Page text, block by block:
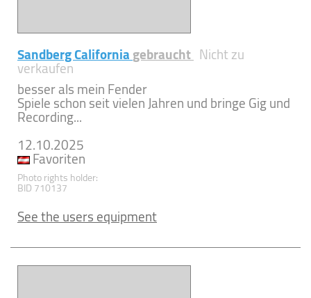
Sandberg Californiagebraucht Nicht zu
verkaufen
besser als mein Fender
Spiele schon seit vielen Jahren und bringe Gig und
Recording...
12.10.2025
Favoriten
Photo rights holder:
BID 710137
See the users equipment